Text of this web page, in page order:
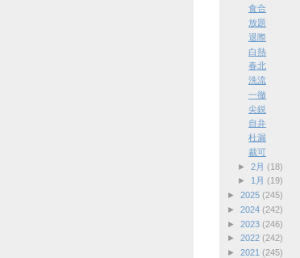
食合
放題
退際
白熱
春北
洗流
一徹
尖鋭
自弁
杜漏
裁可
► 2月 (18)
►
1月 (19)
► 2025 (245)
► 2024 (242)
► 2023 (246)
► 2022 (242)
► 2021 (245)